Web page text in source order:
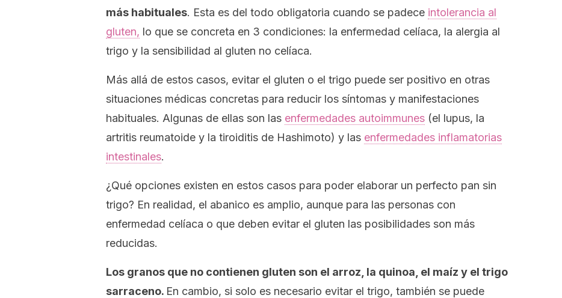
más habituales. Esta es del todo obligatoria cuando se padece intolerancia al
gluten, lo que se concreta en 3 condiciones: la enfermedad celíaca, la alergia al
trigo y la sensibilidad al gluten no celíaca.
Más allá de estos casos, evitar el gluten o el trigo puede ser positivo en otras
situaciones médicas concretas para reducir los síntomas y manifestaciones
habituales. Algunas de ellas son las enfermedades autoimmunes (el lupus, la
artritis reumatoide y la tiroiditis de Hashimoto) y las enfermedades inflamatorias
intestinales.
¿Qué opciones existen en estos casos para poder elaborar un perfecto pan sin
trigo? En realidad, el abanico es amplio, aunque para las personas con
enfermedad celíaca o que deben evitar el gluten las posibilidades son más
reducidas.
Los granos que no contienen gluten son el arroz, la quinoa, el maíz y el trigo
sarraceno. En cambio, si solo es necesario evitar el trigo, también se puede